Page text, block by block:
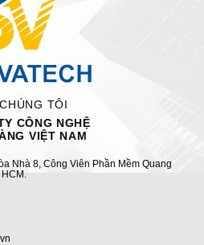
TÔI
CÔNG NGHỆ
VIỆT NAM
Nhà 8, Công Viên Phần Mềm Quang